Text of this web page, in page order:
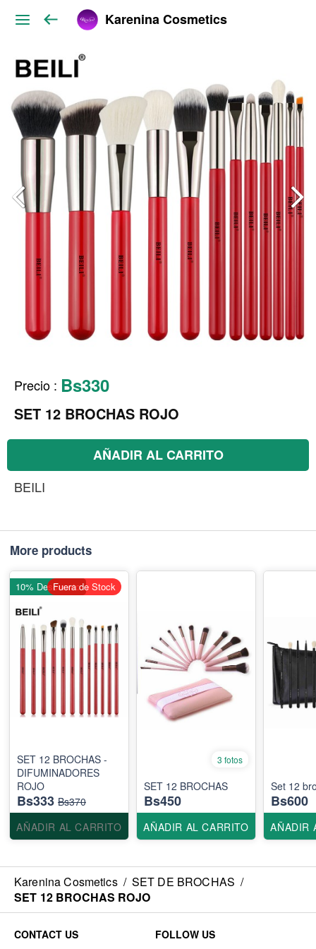
Karenina Cosmetics
Precio : Bs330
SET 12 BROCHAS ROJO
AÑADIR AL CARRITO
BEILI
More products
SET 12 BROCHAS -
DIFUMINADORES
ROJO
Bs333 Bs370
AÑADIR AL CARRITO
10% DescuentoFuera de Stock
3 fotos
SET 12 BROCHAS
Bs450
AÑADIR AL CARRITO
Set 12
Bs600
AÑADIR
Karenina Cosmetics / SET DE BROCHAS /
SET 12 BROCHAS ROJO
CONTACT US
FOLLOW US